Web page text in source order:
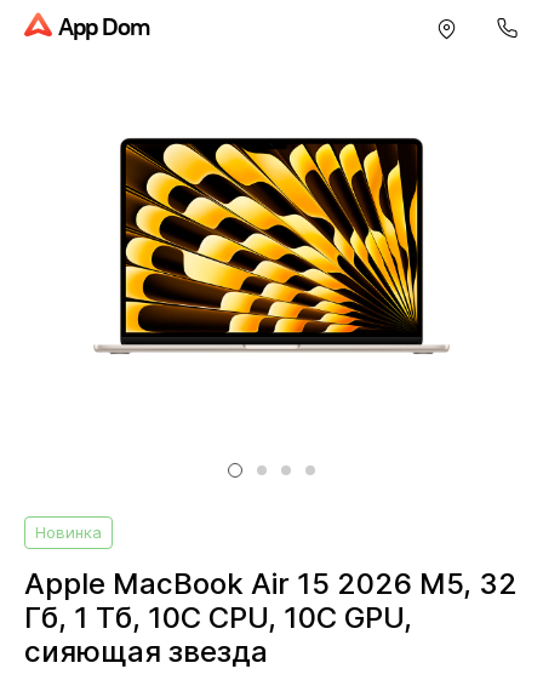
App Dom
Новинка
Apple MacBook Air 15 2026 M5, 32
Гб, 1 Тб, 10C CPU, 10C GPU,
сияющая звезда